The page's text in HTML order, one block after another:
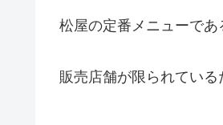
松屋の定番メニューであ
販売店舗が限られている